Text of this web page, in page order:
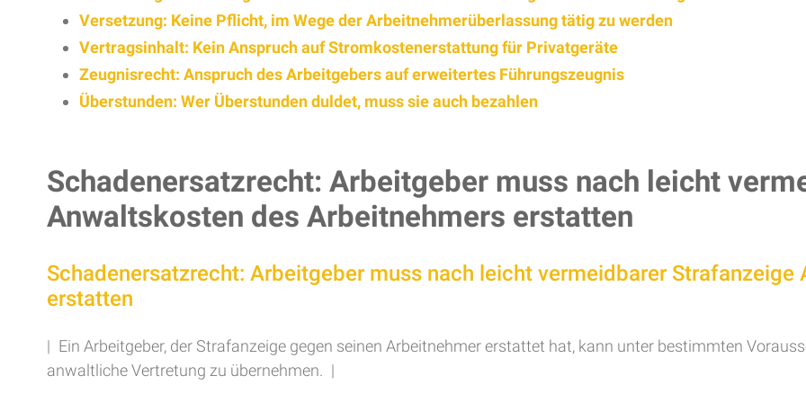
Versetzung: Keine Pflicht, im Wege der Arbeitnehmerüberlassung tätig zu werden
Vertragsinhalt: Kein Anspruch auf Stromkostenerstattung für Privatgeräte
Zeugnisrecht: Anspruch des Arbeitgebers auf erweitertes Führungszeugnis
Überstunden: Wer Überstunden duldet, muss sie auch bezahlen
Schadenersatzrecht: Arbeitgeber muss nach leicht
Anwaltskosten des Arbeitnehmers erstatten
Schadenersatzrecht: Arbeitgeber muss nach leicht vermeidbarer
erstatten
| Ein Arbeitgeber, der Strafanzeige gegen seinen Arbeitnehmer erstattet hat, kann unter bestimmten
anwaltliche Vertretung zu übernehmen. |